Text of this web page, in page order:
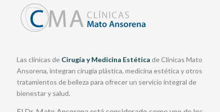
Las clínicas de Cirugía y Medicina Estética de Clínicas Mato
Ansorena, integran cirugía plástica, medicina estética y otros
tratamientos de belleza para ofrecer un servicio integral de
bienestar y salud.